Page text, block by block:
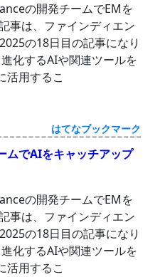
の開発チームでEMを
事は、ファインディエン
の18日目の記事になり
化するAIや関連ツールを
活用するこ
はてなブックマーク
ムでAIをキャッチアップ
の開発チームでEMを
事は、ファインディエン
の18日目の記事になり
化するAIや関連ツールを
活用するこ